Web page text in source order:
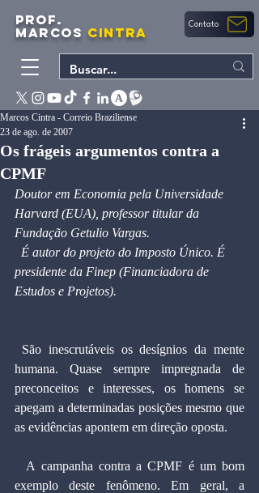
PROF.
MARCOS CINTRA Contato
Os frágeis argumentos contra a
CPMF
Marcos Cintra - Correio Braziliense
23 de ago. de 2007
Doutor em Economia pela Universidade
Harvard (EUA), professor titular da
Fundação Getulio Vargas.
presidente da Finep (Financiadora de
Estudos e Projetos).
humana. Quase sempre impregnada de
preconceitos e interesses, os homens se
apegam a determinadas posições mesmo que
as evidências apontem em direção oposta.
exemplo deste fenômeno. Em geral, a